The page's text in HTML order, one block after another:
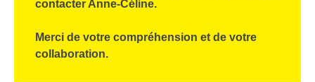
contacter Anne-Céline.
Merci de votre compréhension et de votre
collaboration.